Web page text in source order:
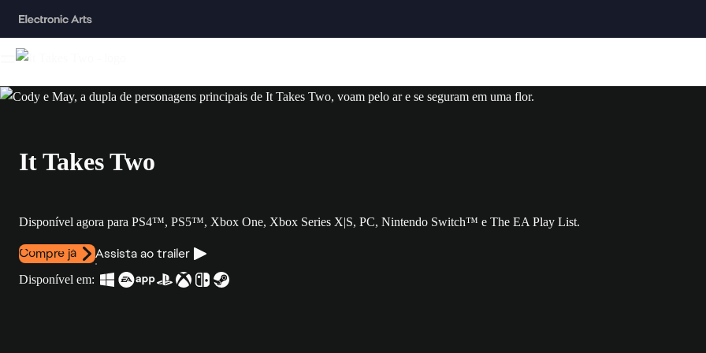
It Takes Two
Disponível agora para PS4™, PS5™, Xbox One, Xbox Series X|S, PC, Nintendo Switch™ e The EA Play List.
Compre já Assista ao trailer
Disponível em: